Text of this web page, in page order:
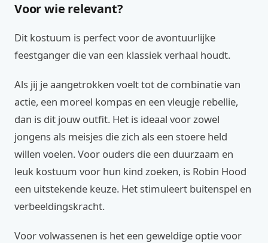
Voor wie relevant?
Dit kostuum is perfect voor de avontuurlijke
feestganger die van een klassiek verhaal houdt.
Als jij je aangetrokken voelt tot de combinatie van
actie, een moreel kompas en een vleugje rebellie,
dan is dit jouw outfit. Het is ideaal voor zowel
jongens als meisjes die zich als een stoere held
willen voelen. Voor ouders die een duurzaam en
leuk kostuum voor hun kind zoeken, is Robin Hood
een uitstekende keuze. Het stimuleert buitenspel en
verbeeldingskracht.
Voor volwassenen is het een geweldige optie voor